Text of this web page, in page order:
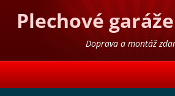
Plechové
Doprava a montáž